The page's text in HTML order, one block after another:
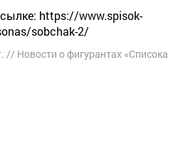
sobchak-2/
// Новости о фигурантах «Списока